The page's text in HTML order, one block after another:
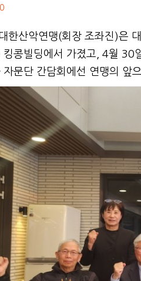
츠 정보
0댓글
한산악연맹(회장 조좌진)은
킹콩빌딩에서 가졌고, 4월 30
자문단 간담회에선 연맹의 앞